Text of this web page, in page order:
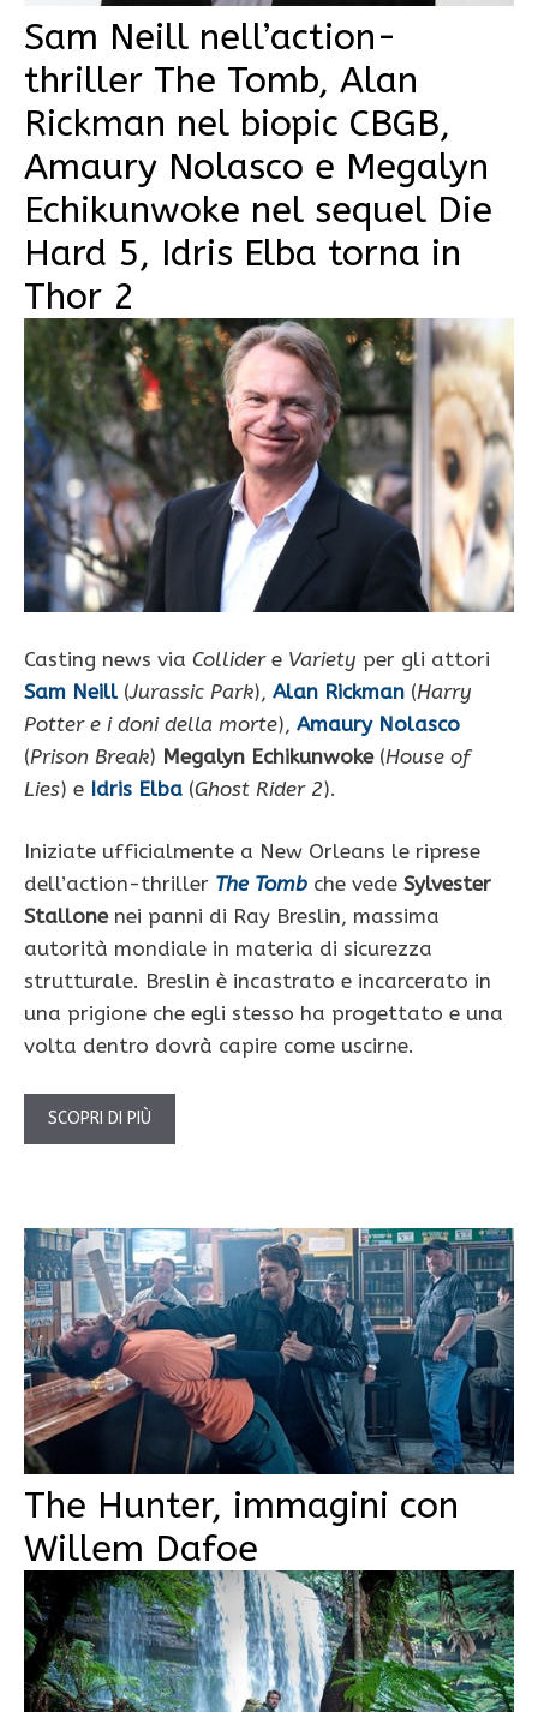
Sam Neill nell’action-
thriller The Tomb, Alan
Rickman nel biopic CBGB,
Amaury Nolasco e Megalyn
Echikunwoke nel sequel Die
Hard 5, Idris Elba torna in
Thor 2
Casting news via Collidere Variety per gli attori
Sam Neill (Jurassic Park), Alan Rickman (Harry
Potter e i doni della morte), Amaury Nolasco
(Prison Break) Megalyn Echikunwoke(House of
Lies) e Idris Elba (Ghost Rider 2).
Iniziate ufficialmente a New Orleans le riprese
dell’action-thriller The Tomb che vede Sylvester
Stallonenei panni di Ray Breslin, massima
autorità mondiale in materia di sicurezza
strutturale. Breslin è incastrato e incarcerato in
una prigione che egli stesso ha progettato e una
volta dentro dovrà capire come uscirne.
SCOPRI DI PIÙ
The Hunter, immagini con
Willem Dafoe